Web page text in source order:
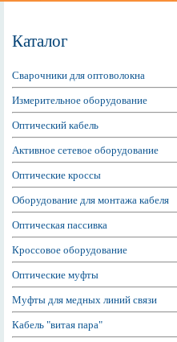
Каталог
Сварочники для оптоволокна
Измерительное оборудование
Оптический кабель
Активное сетевое оборудование
Оптические кроссы
Оборудование для монтажа кабеля
Оптическая пассивка
Кроссовое оборудование
Оптические муфты
Муфты для медных линий связи
Кабель "витая пара"